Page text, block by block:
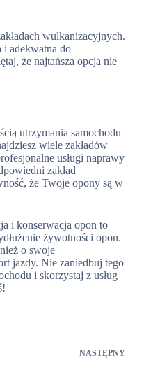
wulkanizacyjnych.
i adekwatna do
że najtańsza opcja nie
utrzymania samochodu
wiele zakładów
usługi naprawy
zakład
że Twoje opony są w
i konserwacja opon to
żywotności opon.
o swoje
jazdy. Nie zaniedbuj tego
i skorzystaj z usług
NASTĘPNY